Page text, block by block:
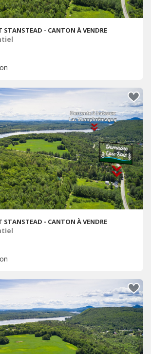
STANSTEAD - CANTON À VENDRE
STANSTEAD - CANTON À VENDRE